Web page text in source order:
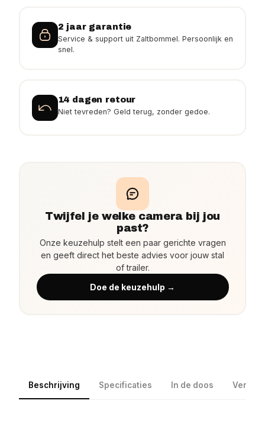
2 jaar garantie
Service & support uit Zaltbommel. Persoonlijk en
snel.
14 dagen retour
Niet tevreden? Geld terug, zonder gedoe.
Twijfel je welke camera bij jou
past?
Onze keuzehulp stelt een paar gerichte vragen
en geeft direct het beste advies voor jouw stal
of trailer.
Doe de keuzehulp →
Beschrijving Specificaties In de doos